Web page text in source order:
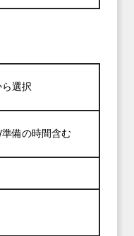
選択
備の時間含む